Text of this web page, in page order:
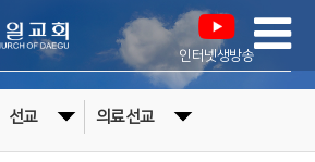
인터넷생방송
선교 의료선교